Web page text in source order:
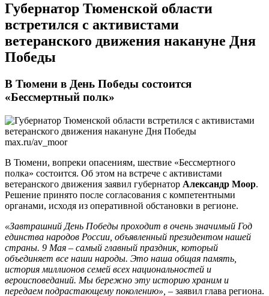
​Губернатор Тюменской области
встретился с активистами
ветеранского движения накануне Дня
Победы
В Тюмени в День Победы состоится
«Бессмертный полк»
max.ru/av_moor
В Тюмени, вопреки опасениям, шествие «Бессмертного
полка» состоится. Об этом на встрече с активистами
ветеранского движения заявил губернатор Александр Моор.
Решение принято после согласования с компетентными
органами, исходя из оперативной обстановки в регионе.
«Завтрашний День Победы проходит в очень значимый Год
единства народов России, объявленный президентом нашей
страны. 9 Мая – самый главный праздник, который
объединяет все наши народы. Это наша общая память,
история миллионов семей всех национальностей и
вероисповеданий. Мы бережно эту историю храним и
передаем подрастающему поколению», – заявил глава региона.